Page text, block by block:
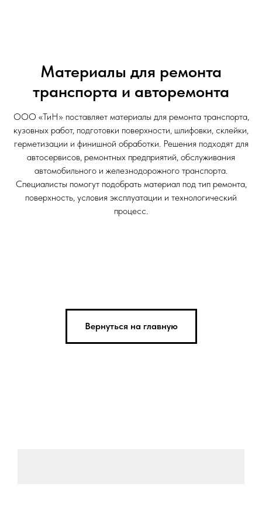
Материалы для ремонта
транспорта и авторемонта
ООО «ТиН» поставляет материалы для ремонта транспорта,
кузовных работ, подготовки поверхности, шлифовки, склейки,
герметизации и финишной обработки. Решения подходят для
автосервисов, ремонтных предприятий, обслуживания
автомобильного и железнодорожного транспорта.
Специалисты помогут подобрать материал под тип ремонта,
поверхность, условия эксплуатации и технологический
процесс.
Вернуться на главную